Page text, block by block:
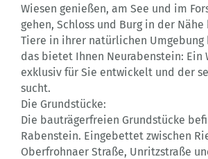
Wiesen genießen, am See und im
gehen, Schloss und Burg in der
Tiere in ihrer natürlichen Umgebung
das bietet Ihnen Neurabenstein: Ein
exklusiv für Sie entwickelt und der
sucht.
Die Grundstücke:
Die bauträgerfreien Grundstücke
Rabenstein. Eingebettet zwischen
Oberfrohnaer Straße, Unritzstraße